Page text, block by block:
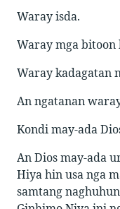
Waray isda.
Waray mga bitoon
Waray kadagatan
An ngatanan
Kondi may-ada
An Dios may-ada
Hiya hin usa nga
samtang